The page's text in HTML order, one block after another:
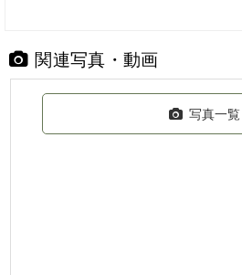
関連写真・動画
写真一覧